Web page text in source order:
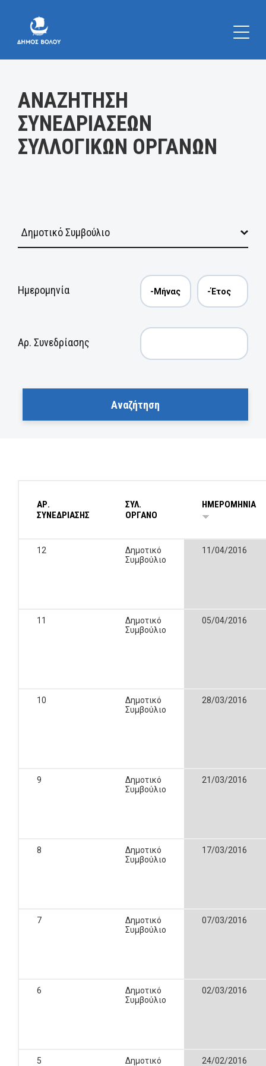
ΑΝΑΖΗΤΗΣΗ
ΣΥΝΕΔΡΙΑΣΕΩΝ
ΣΥΛΛΟΓΙΚΩΝ ΟΡΓΑΝΩΝ
Ημερομηνία
Αρ. Συνεδρίασης
ΑΡ.
ΣΥΝΕΔΡΙΑΣΗΣ
ΣΥΛ.
ΟΡΓΑΝΟ
ΗΜΕΡΟΜΗΝΙΑ
12
Δημοτικό
Συμβούλιο
11/04/2016
11
Δημοτικό
Συμβούλιο
05/04/2016
10
Δημοτικό
Συμβούλιο
28/03/2016
9
Δημοτικό
Συμβούλιο
21/03/2016
8
Δημοτικό
Συμβούλιο
17/03/2016
7
Δημοτικό
Συμβούλιο
07/03/2016
6
Δημοτικό
Συμβούλιο
02/03/2016
5
Δημοτικό
24/02/2016